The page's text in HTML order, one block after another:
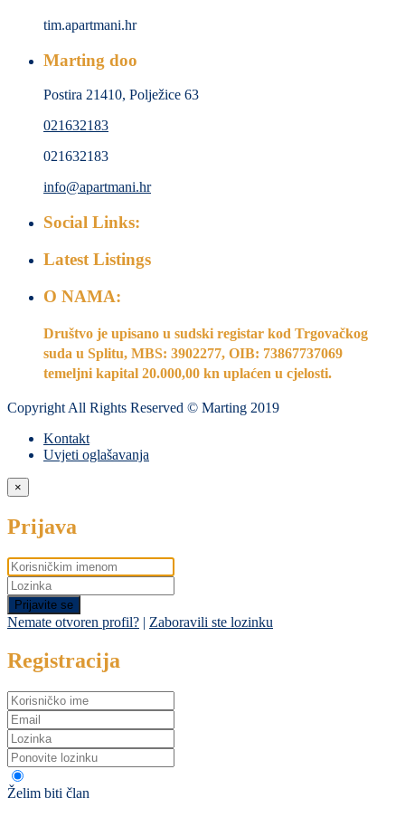
tim.apartmani.hr
Marting doo
Postira 21410, Polježice 63
021632183
021632183
info@apartmani.hr
Social Links:
Latest Listings
O NAMA:
Društvo je upisano u sudski registar kod Trgovačkog
suda u Splitu, MBS: 3902277, OIB: 73867737069
temeljni kapital 20.000,00 kn uplaćen u cjelosti.
Copyright All Rights Reserved © Marting 2019
Kontakt
Uvjeti oglašavanja
×
Prijava
Prijavite se
Nemate otvoren profil? | Zaboravili ste lozinku
Registracija
Želim biti član